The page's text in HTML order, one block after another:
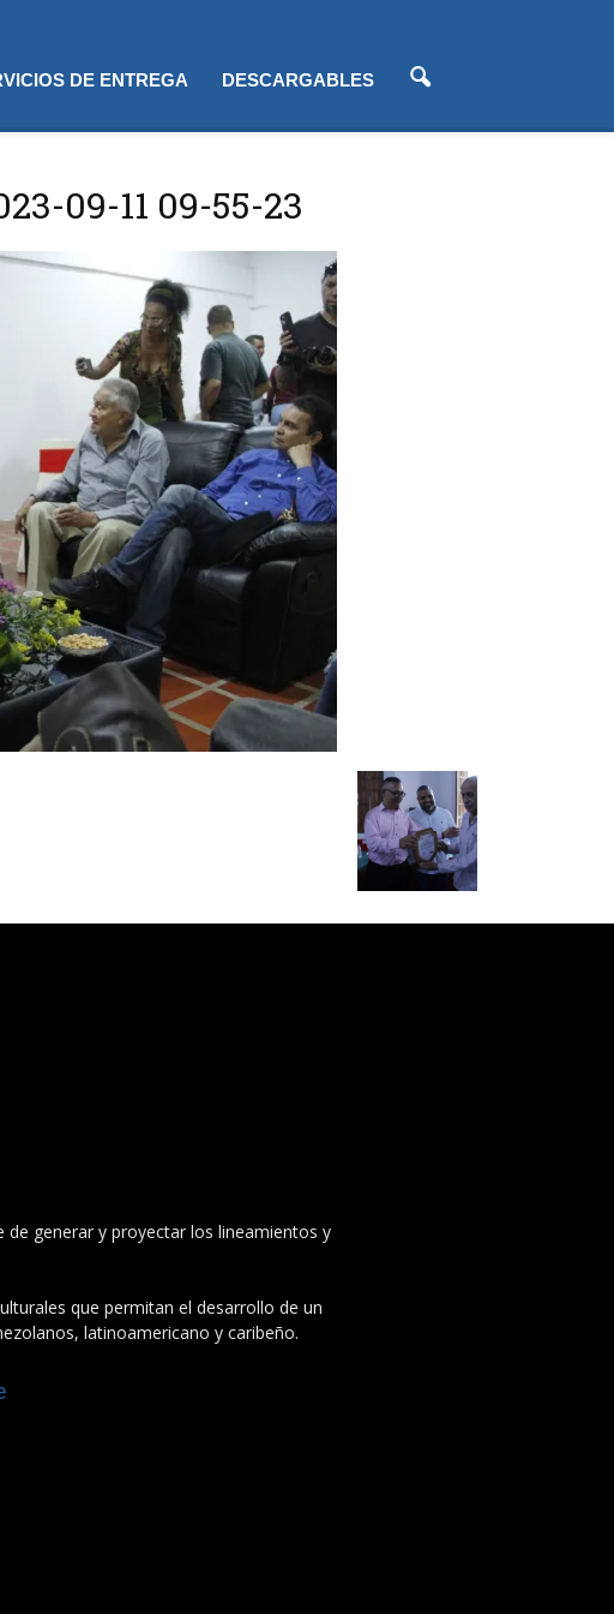
DE ENTREGA DESCARGABLES
09-11 09-55-23
generar y proyectar los lineamientos y
que permitan el desarrollo de un
latinoamericano y caribeño.